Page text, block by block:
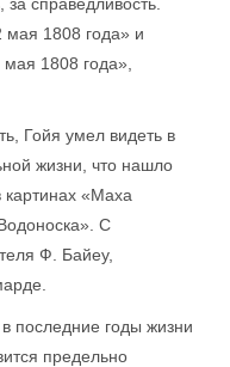
мая 1808 года» и
1808 года»,
Гойя умел видеть в
жизни, что нашло
картинах «Маха
С
Ф. Байеу,
последние годы жизни
предельно